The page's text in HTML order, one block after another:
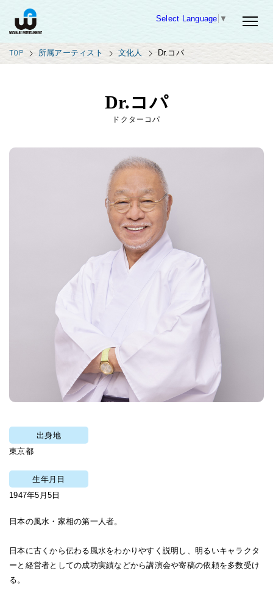
Select Language ▼
TOP 所属アーティスト 文化人 Dr.コパ
Dr.コパ
ドクターコパ
出身地
東京都
生年月日
1947年5月5日
日本の風水・家相の第一人者。
日本に古くから伝わる風水をわかりやすく説明し、明るいキャラクタ
ーと経営者としての成功実績などから講演会や寄稿の依頼を多数受け
る。